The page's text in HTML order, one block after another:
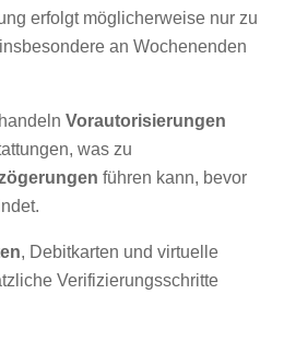
erfolgt möglicherweise nur zu
an Wochenenden
Vorautorisierungen
was zu
führen kann, bevor
, Debitkarten und virtuelle
Verifizierungsschritte